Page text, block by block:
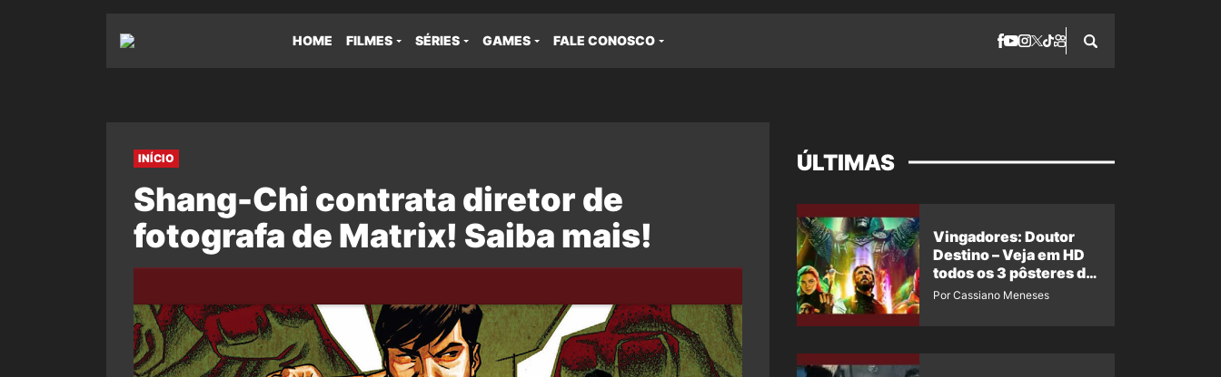
HOME FILMES SÉRIES GAMES FALE CONOSCO
INÍCIO
Shang-Chi contrata diretor de
fotografa de Matrix! Saiba mais!
ÚLTIMAS
Vingadores: Doutor
Destino – Veja em HD
todos os 3 pôsteres de
‘Doomsday’ + 1 imagem
Por Cassiano Meneses